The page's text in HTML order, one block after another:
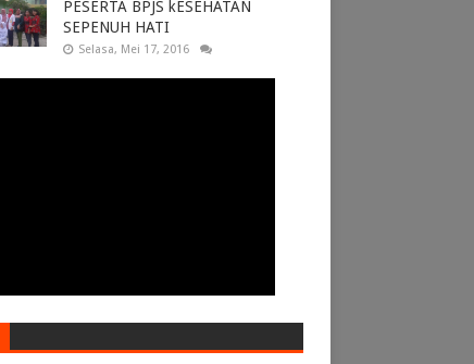
PESERTA BPJS kESEHATAN
SEPENUH HATI
Selasa, Mei 17, 2016